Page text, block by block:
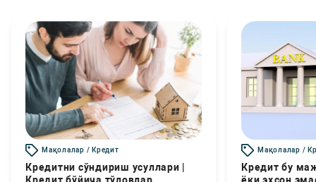
Мақолалар / Кредит
Кредитни сўндириш усуллари |
Мақолалар /
Кредит бу